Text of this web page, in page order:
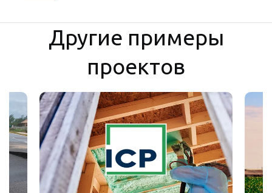
Другие примеры
проектов